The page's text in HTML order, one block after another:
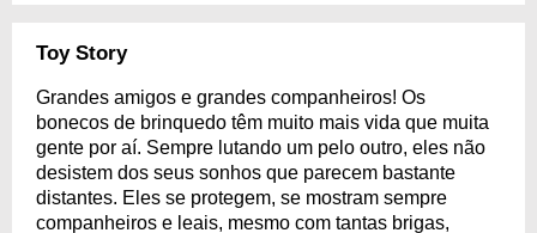
Toy Story
Grandes amigos e grandes companheiros! Os
bonecos de brinquedo têm muito mais vida que muita
gente por aí. Sempre lutando um pelo outro, eles não
desistem dos seus sonhos que parecem bastante
distantes. Eles se protegem, se mostram sempre
companheiros e leais, mesmo com tantas brigas,